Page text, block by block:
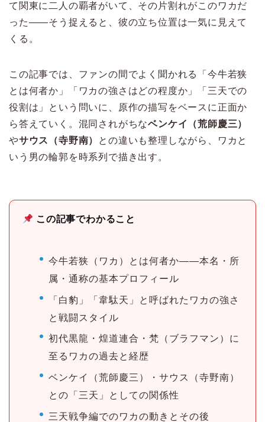
て関東に二人の覇者がいて、その片割れがこのワカだ
った——そう捉えると、彼の立ち位置は一気に見えて
くる。
この記事では、ファンの間でよく聞かれる「今牛若狭
とは何者か」「ワカの強さはどの程度か」「三天での
役割は」という問いに、原作の描写をベースに正面か
ら答えていく。混同されがちなベンケイ（荒師慶三）
やサウス（寺野南）
との違いも整理しながら、ワカと
いう男の輪郭を時系列で描き出す。
この記事でわかること
今牛若狭（ワカ）とは何者か——本名・所
属・通称の基本プロフィール
「白豹」「韋駄天」と呼ばれたワカの強さ
と戦闘スタイル
初代黒龍・煌道連合・梵（ブラフマン）に
至るワカの過去と経歴
ベンケイ（荒師慶三）・サウス（寺野南）
との「三天」としての関係性
三天戦争編でのワカの動きとその後